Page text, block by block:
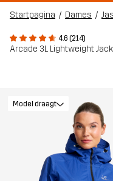
Startpagina Dames
4.6 (214)
Arcade 3L Lightweight
Model draagt